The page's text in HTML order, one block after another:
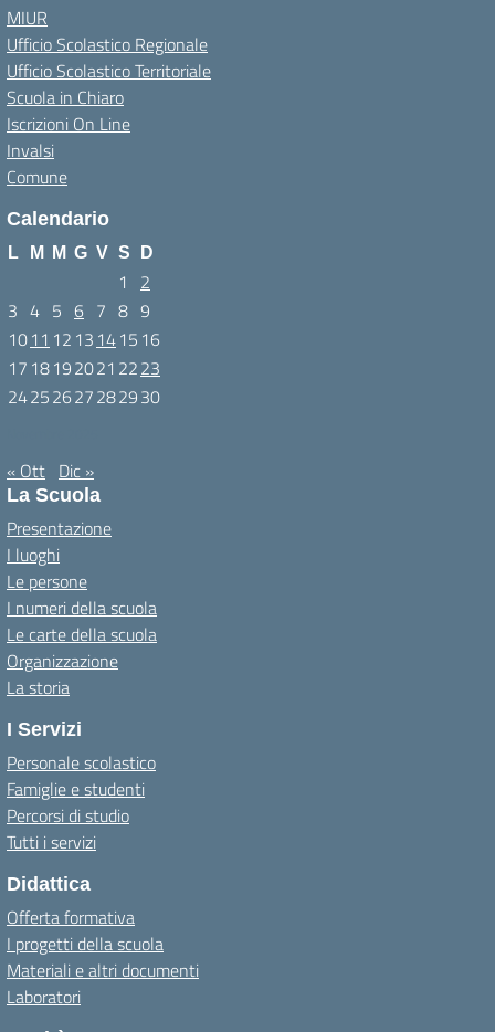
MIUR
Ufficio Scolastico Regionale
Ufficio Scolastico Territoriale
Scuola in Chiaro
Iscrizioni On Line
Invalsi
Comune
Calendario
L M M G V S D
1
2
3 4 5 6 7 8 9
1011 12 13 1415 16
17 18192021 2223
24252627282930
« Ott Dic »
La Scuola
Presentazione
I luoghi
Le persone
I numeri della scuola
Le carte della scuola
Organizzazione
La storia
I Servizi
Personale scolastico
Famiglie e studenti
Percorsi di studio
Tutti i servizi
Didattica
Offerta formativa
I progetti della scuola
Materiali e altri documenti
Laboratori